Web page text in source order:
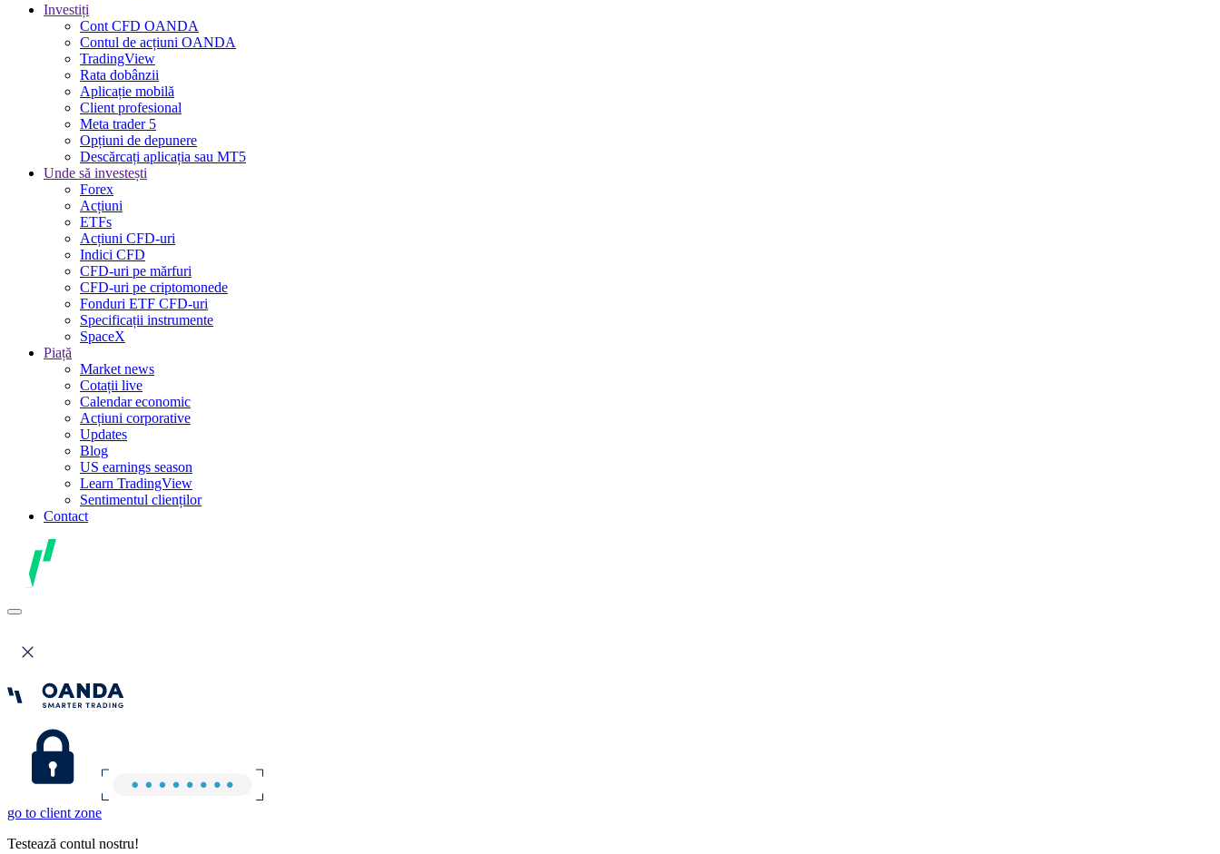
Investiți
Cont CFD OANDA
Contul de acțiuni OANDA
TradingView
Rata dobânzii
Aplicație mobilă
Client profesional
Meta trader 5
Opțiuni de depunere
Descărcați aplicația sau MT5
Unde să investești
Forex
Acțiuni
ETFs
Acțiuni CFD-uri
Indici CFD
CFD-uri pe mărfuri
CFD-uri pe criptomonede
Fonduri ETF CFD-uri
Specificații instrumente
SpaceX
Piață
Market news
Cotații live
Calendar economic
Acțiuni corporative
Updates
Blog
US earnings season
Learn TradingView
Sentimentul clienților
Contact
go to client zone
Testează contul nostru!